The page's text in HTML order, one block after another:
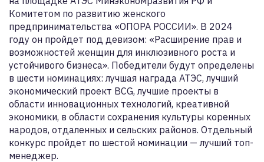
Комитетом по развитию женского
предпринимательства «ОПОРА РОССИИ». В 2024
году он пройдет под девизом: «Расширение прав и
возможностей женщин для инклюзивного роста и
устойчивого бизнеса». Победители будут определены
в шести номинациях: лучшая награда АТЭС, лучший
экономический проект BCG, лучшие проекты в
области инновационных технологий, креативной
экономики, в области сохранения культуры коренных
народов, отдаленных и сельских районов. Отдельный
конкурс пройдет по шестой номинации — лучший топ-
менеджер.